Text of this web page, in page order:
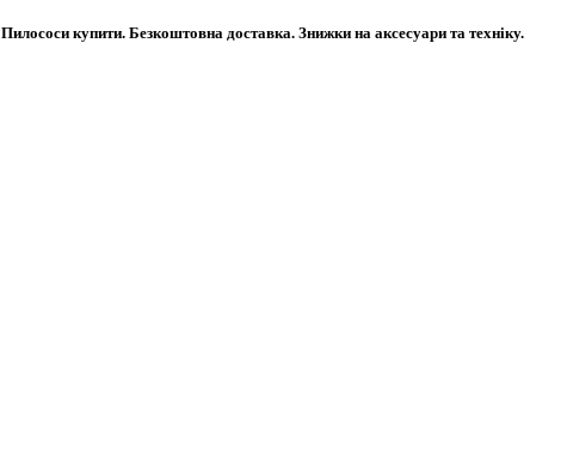
Пилососи купити. Безкоштовна доставка. Знижки на аксесуари та техніку.